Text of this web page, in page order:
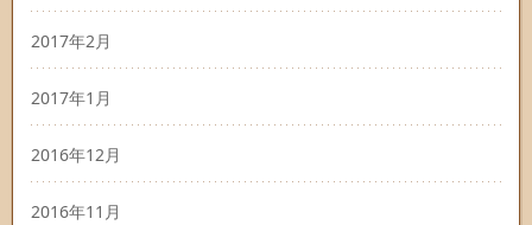
2017年2月
2017年1月
2016年12月
2016年11月